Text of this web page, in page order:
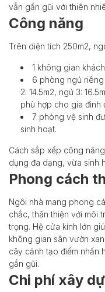
vẫn gần gũi với thiên
Công năng
Trên diện tích 250m2,
1 không gian
6 phòng ngủ
2: 14.5m2, ngủ 3:
phù hợp cho gia đình
7 phòng vệ sinh
sinh hoạt.
Cách sắp xếp công
dụng đa dạng, vừa sinh
Phong cách
Ngôi nhà mang phong
chắc, thân thiện với môi
trọng. Hệ cửa kính lớn
không gian sân vườn
cây cảnh tạo điểm nhấn
gần gũi.
Chi phí xây